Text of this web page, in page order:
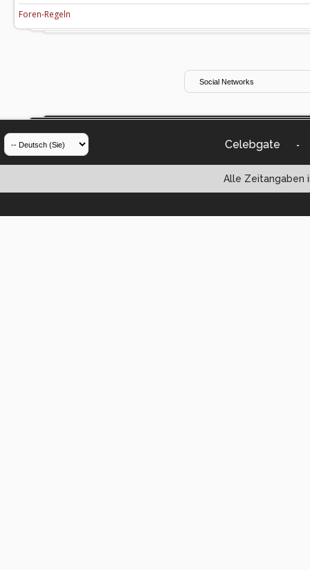
Foren-Regeln
Celebgate -
Alle Zeitangaben